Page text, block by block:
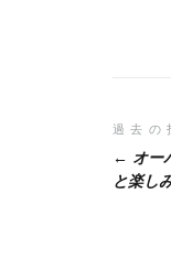
投
稿
過去の
オー
と楽し